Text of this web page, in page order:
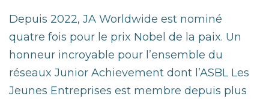
Depuis 2022, JA Worldwide est nominé
quatre fois pour le prix Nobel de la paix. Un
honneur incroyable pour l’ensemble du
réseaux Junior Achievement dont l’ASBL Les
Jeunes Entreprises est membre depuis plus